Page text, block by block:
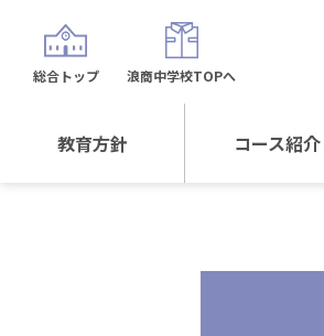
教育方針 コース紹介
総合トップ 浪商中学校TOPへ